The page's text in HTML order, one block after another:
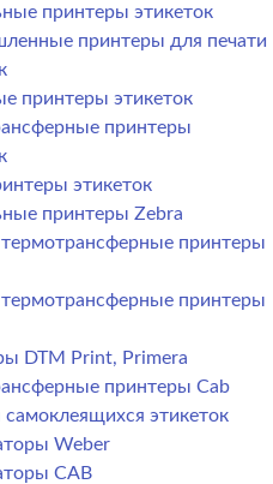
принтеры этикеток
принтеры для печати
принтеры этикеток
принтеры
этикеток
принтеры Zebra
принтеры
принтеры
DTM Print, Primera
принтеры Cab
этикеток
Weber
CAB